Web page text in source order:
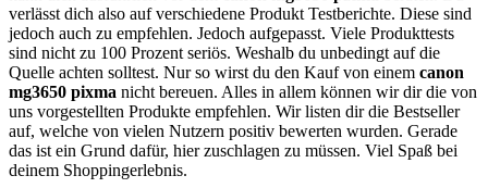
verlässt dich also auf verschiedene Produkt Testberichte. Diese sind
jedoch auch zu empfehlen. Jedoch aufgepasst. Viele Produkttests
sind nicht zu 100 Prozent seriös. Weshalb du unbedingt auf die
Quelle achten solltest. Nur so wirst du den Kauf von einem canon
mg3650 pixma nicht bereuen. Alles in allem können wir dir die von
uns vorgestellten Produkte empfehlen. Wir listen dir die Bestseller
auf, welche von vielen Nutzern positiv bewerten wurden. Gerade
das ist ein Grund dafür, hier zuschlagen zu müssen. Viel Spaß bei
deinem Shoppingerlebnis.